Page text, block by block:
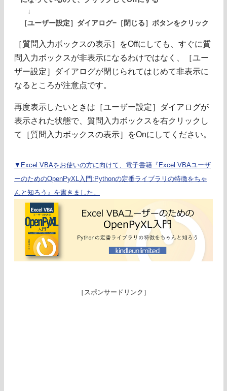
↓
［ユーザー設定］ダイアログ−［閉じる］ボタンをクリック
［質問入力ボックスの表示］をOffにしても、すぐに質
問入力ボックスが非表示になるわけではなく、［ユー
ザー設定］ダイアログが閉じられてはじめて非表示に
なるところが注意点です。
再度表示したいときは［ユーザー設定］ダイアログが
表示された状態で、質問入力ボックスを右クリックし
て［質問入力ボックスの表示］をOnにしてください。
▼Excel VBAをお使いの方に向けて、電子書籍『Excel VBAユーザ
ーのためのOpenPyXL入門:Pythonの定番ライブラリの特徴をちゃ
んと知ろう』を書きました。
［スポンサードリンク］